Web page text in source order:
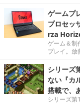
ゲームプ
プロセッ
rza
ゲーム＆制
プレイ。放
シリーズ
ない『カ
搭載で、
シリーズ第